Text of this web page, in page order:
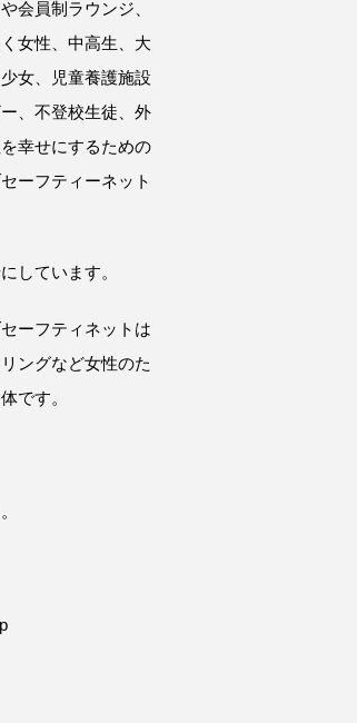
会員制ラウンジ、
女性、中高生、大
女、児童養護施設
、不登校生徒、外
幸せにするための
ーフティーネット
しています。
ーフティネットは
ングなど女性のた
です。